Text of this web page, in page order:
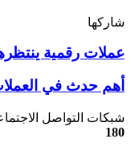
شاركها
عملات
ينتظرها
مستقبل
واعد
عملات رقمية
أهم
حدث
في
العملات
أهم حدث في العملات
شبكات التواصل
180